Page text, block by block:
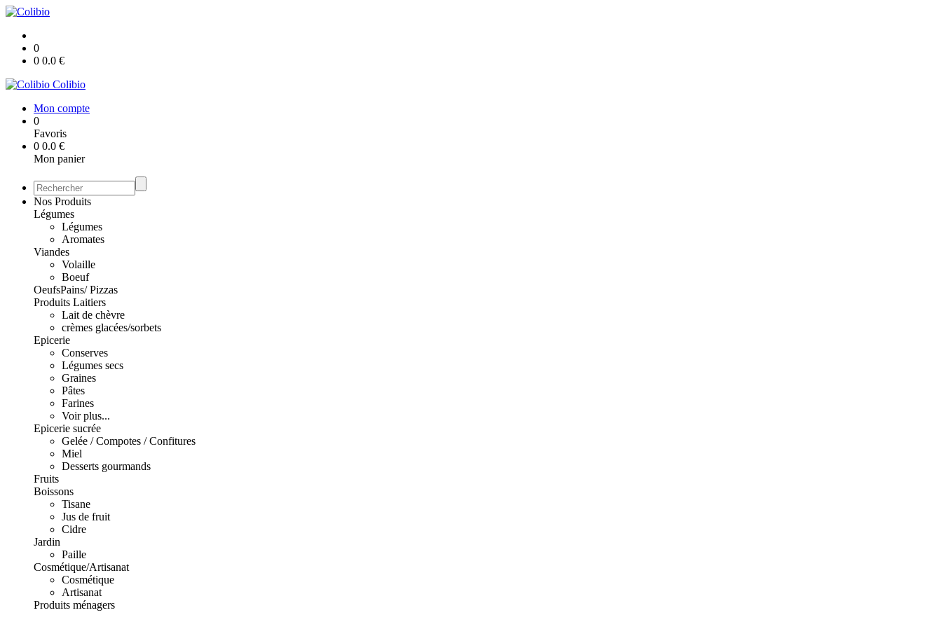
0
0 0.0 €
Colibio
Mon compte
0
Favoris
0 0.0 €
Mon panier
Nos Produits
Légumes
Légumes
Aromates
Viandes
Volaille
Boeuf
OeufsPains/ Pizzas
Produits Laitiers
Lait de chèvre
crèmes glacées/sorbets
Epicerie
Conserves
Légumes secs
Graines
Pâtes
Farines
Voir plus...
Epicerie sucrée
Gelée / Compotes / Confitures
Miel
Desserts gourmands
Fruits
Boissons
Tisane
Jus de fruit
Cidre
Jardin
Paille
Cosmétique/Artisanat
Cosmétique
Artisanat
Produits ménagers